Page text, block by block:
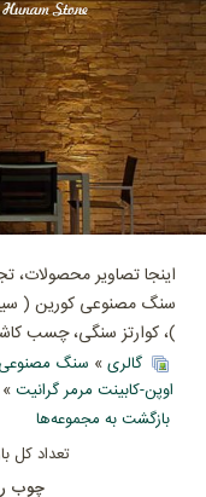
اینجا تصاویر
سنگ مصنوعی کورین (
)، کوارتز سنگی، چسب
گالری» سنگ
اوپن-کابینت مرمر گرانیت
بازگشت به مجموعه‌ها
تعداد کل
چوب